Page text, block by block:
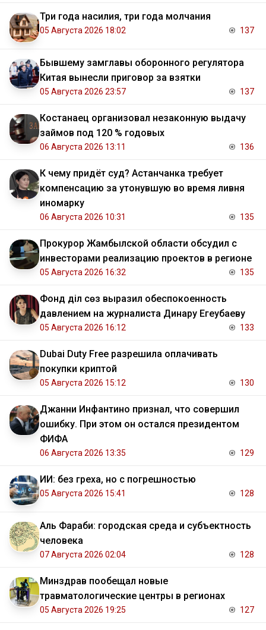
Три года насилия, три года молчания
05 Августа 2026 18:02 137
Бывшему замглавы оборонного регулятора
Китая вынесли приговор за взятки
05 Августа 2026 23:57 137
Костанаец организовал незаконную выдачу
займов под 120 % годовых
06 Августа 2026 13:11 136
К чему придёт суд? Астанчанка требует
компенсацию за утонувшую во время ливня
иномарку
06 Августа 2026 10:31 135
Прокурор Жамбылской области обсудил с
инвесторами реализацию проектов в регионе
05 Августа 2026 16:32 135
Фонд Әділ сөз выразил обеспокоенность
давлением на журналиста Динару Егеубаеву
05 Августа 2026 16:12 133
Dubai Duty Free разрешила оплачивать
покупки криптой
05 Августа 2026 15:12 130
Джанни Инфантино признал, что совершил
ошибку. При этом он остался президентом
ФИФА
06 Августа 2026 13:35 129
ИИ: без греха, но с погрешностью
05 Августа 2026 15:41 128
Аль Фараби: городская среда и субъектность
человека
07 Августа 2026 02:04 128
Минздрав пообещал новые
травматологические центры в регионах
05 Августа 2026 19:25 127